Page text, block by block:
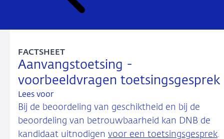
Aanvangstoetsing -
voorbeeldvragen toetsingsgesprek
FACTSHEET
Lees voor
Bij de beoordeling van geschiktheid en bij de
beoordeling van betrouwbaarheid kan DNB de
kandidaat uitnodigen voor een toetsingsgesprek.